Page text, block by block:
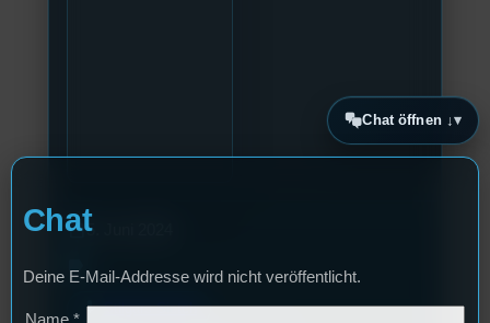
calendar_today5. Juni 2024
label
mic Stilgars Sietch
Chat öffnen ↓
Chat
Deine E-Mail-Addresse wird nicht veröffentlicht.